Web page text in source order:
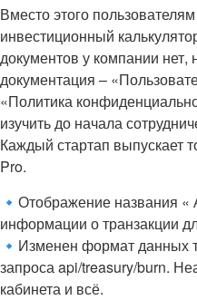
Вместо этого
инвестиционный
документов у компании нет,
документация –
«Политика
изучить до начала
Каждый стартап выпускает
Pro.
🔹Отображение названия «
информации о транзакции
🔹Изменен формат данных
запроса api/treasury/burn.
кабинета и всё.